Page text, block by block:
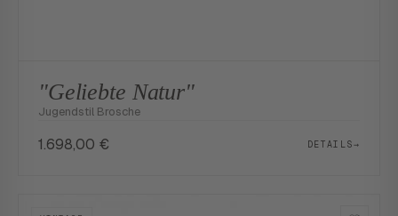
"Geliebte Natur"
Jugendstil Brosche
1.698,00 € DETAILS→